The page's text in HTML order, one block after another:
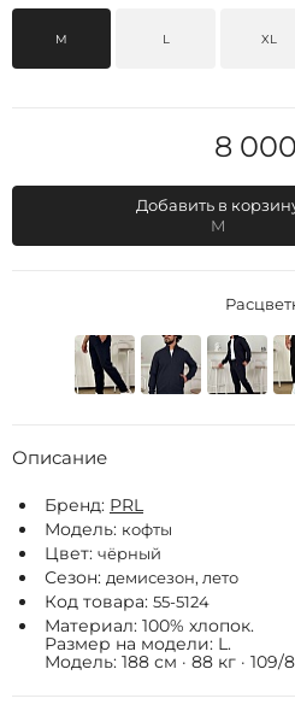
M L XL
8
Добавить в
M
Описание
Бренд: РRL
Модель: кофты
Цвет: чёрный
Сезон: демисезон, лето
Код товара: 55-5124
Материал: 100% хлопок.
Размер на модели: L.
Модель: 188 см · 88 кг · 109/